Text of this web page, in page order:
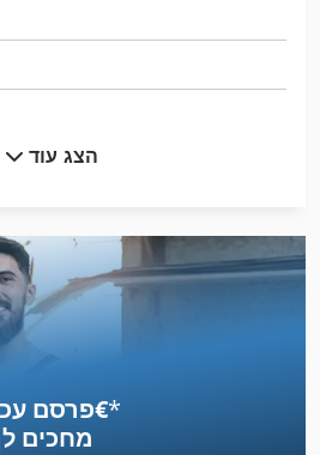
הצג עוד
פרסם עכשיו החל מ־‏4.49 ‏€*
מחכים